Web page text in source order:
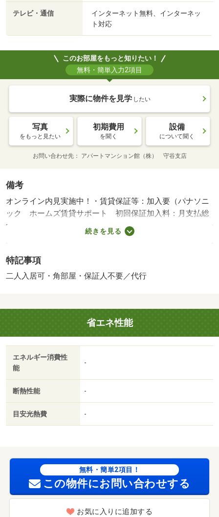
テレビ・通信
インターネット無料、インターネッ
ト対応
このお部屋をもっと知りたい！
無料・簡単入力2項目
実際に物件を見学 したい
写真
をもっと見たい
初期費用
を聞く
設備
について聞く
お問い合わせ先 アパートマンション館（株） 守谷支店
備考
オンライン内見実施中！・賃貸保証等：加入要（パナソニ
ック ホームズ賃貸サポート 初回保証加入料：月支払総
額の５０％（家賃・共益費・駐車場等の付帯料含む）／月
額事務手数料：月々のご請求金額の２％（消費税込、契約
～・管理形態／管理員の勤務形態：不在・◎夏キャンペー
ン♪家電プレゼント！対象物件は「物件詳細を見る」をクリ
続きを見る
特記事項
二人入居可・角部屋・保証人不要／代行
省エネ性能
エネルギー消費性
能
-
断熱性能 -
目安光熱費 -
無料・簡単2項目！
この物件にお問い合わせする
お気に入りに追加する